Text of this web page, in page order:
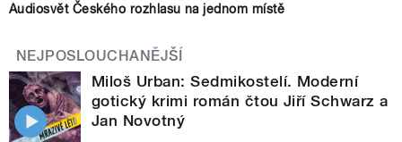
Audiosvět Českého rozhlasu na jednom místě
NEJPOSLOUCHANĚJŠÍ
Miloš Urban: Sedmikostelí. Moderní
gotický krimi román čtou Jiří Schwarz a
Jan Novotný